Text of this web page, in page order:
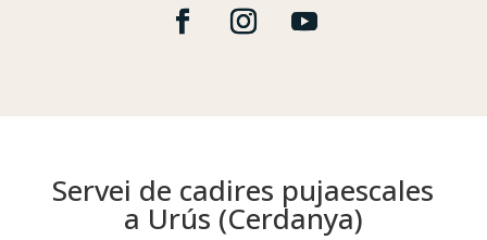
Servei de cadires pujaescales
a Urús (Cerdanya)